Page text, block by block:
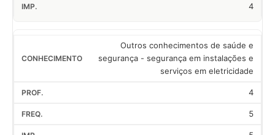
4
Outros conhecimentos de saúde e
segurança - segurança em instalações e
serviços em eletricidade
4
5